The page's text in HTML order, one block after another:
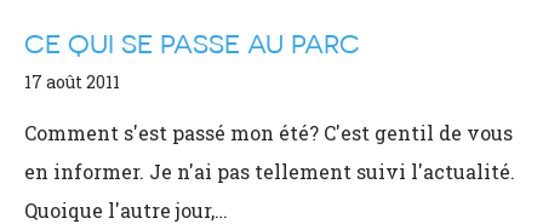
CE QUI SE PASSE AU PARC
17 août 2011
Comment s'est passé mon été? C'est gentil de vous
en informer. Je n'ai pas tellement suivi l'actualité.
Quoique l'autre jour,…